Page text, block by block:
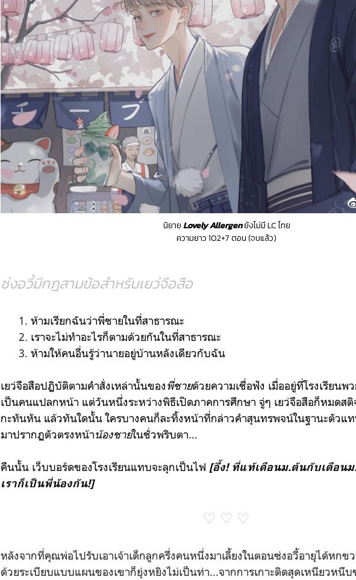
นิยายLovely Allergenยังไม่มี LC ไทย
ความยาว 102+7 ตอน (จบแล้ว)
ซ่งอวี้มีกฎสามข้อสำหรับเยว่จือสือ
ห้ามเรียกฉันว่าพี่ชายในที่สาธารณะ
เราจะไม่ทำอะไรก็ตามด้วยกันในที่สาธารณะ
ห้ามให้คนอื่นรู้ว่านายอยู่บ้านหลังเดียวกับฉัน
เยว่จือสือปฏิบัติตามคำสั่งเหล่านั้นของพี่ชายด้วยความเชื่อฟัง เมื่ออยู่ที่โรงเรียนพ
เป็นคนแปลกหน้า แต่วันหนึ่งระหว่างพิธีเปิดภาคการศึกษา จู่ๆ เยว่จือสือก็หมดสติ
กะทันหัน แล้วทันใดนั้น ใครบางคนก็ละทิ้งหน้าที่กล่าวคำสุนทรพจน์ในฐานะตัวแท
มาปรากฏตัวตรงหน้าน้องชายในชั่วพริบตา...
คืนนั้น เว็บบอร์ดของโรงเรียนแทบจะลุกเป็นไฟ [อึ้ง! ที่แท้เดือนม.ต้นกับเดือนม
เราก็เป็นพี่น้องกัน!]
♡ ♡ ♡
หลังจากที่คุณพ่อไปรับเอาเจ้าเด็กลูกครึ่งคนหนึ่งมาเลี้ยงในตอนซ่งอวี้อายุได้หกข
ด้วยระเบียบแบบแผนของเขาก็ยุ่งหยิงไม่เป็นท่า...จากการเกาะติดสุดเหนียวหนึบ